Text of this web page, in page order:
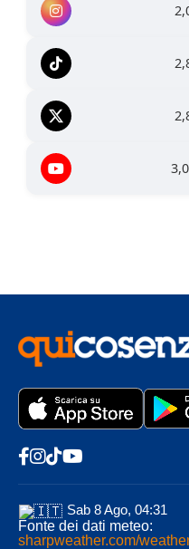
Sab 8 Ago, 04:31
Fonte dei dati meteo:
sharpweather.com/